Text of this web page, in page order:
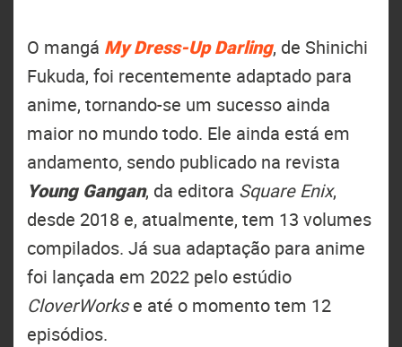
O mangá My Dress-Up Darling, de Shinichi
Fukuda, foi recentemente adaptado para
anime, tornando-se um sucesso ainda
maior no mundo todo. Ele ainda está em
andamento, sendo publicado na revista
Young Gangan, da editora Square Enix,
desde 2018 e, atualmente, tem 13 volumes
compilados. Já sua adaptação para anime
foi lançada em 2022 pelo estúdio
CloverWorkse até o momento tem 12
episódios.